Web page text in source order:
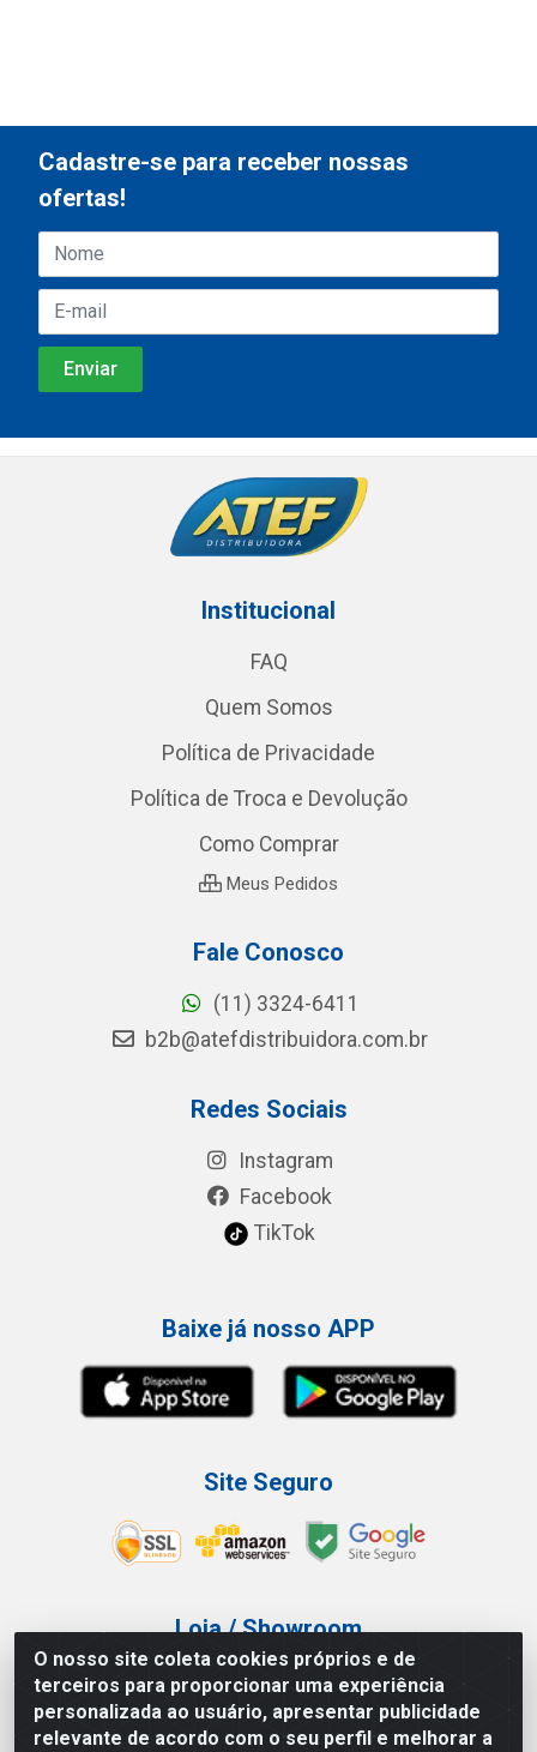
O nosso site coleta cookies próprios e de
terceiros para proporcionar uma experiência
personalizada ao usuário, apresentar publicidade
relevante de acordo com o seu perfil e melhorar a
Cadastre-se para receber nossas
ofertas!
Institucional
FAQ
Quem Somos
Política de Privacidade
Política de Troca e Devolução
Como Comprar
Meus Pedidos
Fale Conosco
(11) 3324-6411
b2b@atefdistribuidora.com.br
Redes Sociais
Instagram
Facebook
TikTok
Baixe já nosso APP
Site Seguro
Loja / Showroom
Tel.: (11) 3227-0546
Av Vautier, 587/597 - Pari - São Paulo/SP